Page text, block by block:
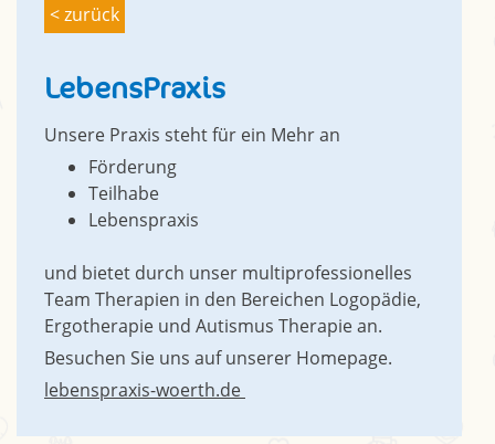
< zurück
LebensPraxis
Unsere Praxis steht für ein Mehr an
Förderung
Teilhabe
Lebenspraxis
und bietet durch unser multiprofessionelles
Team Therapien in den Bereichen Logopädie,
Ergotherapie und Autismus Therapie an.
Besuchen Sie uns auf unserer Homepage.
lebenspraxis-woerth.de